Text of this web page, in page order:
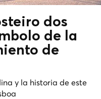
dos
de la
de
y la historia de este